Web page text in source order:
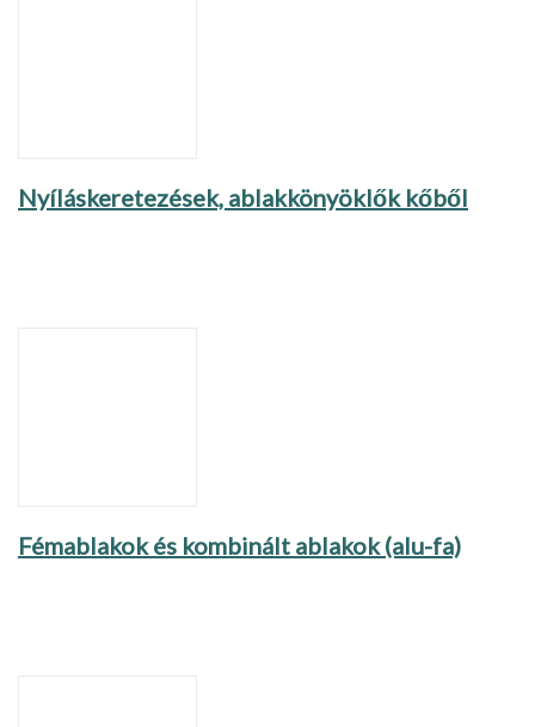
Nyíláskeretezések, ablakkönyöklők kőből
Fémablakok és kombinált ablakok (alu-fa)